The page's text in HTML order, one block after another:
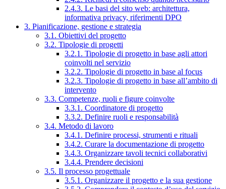
2.4.3. Le basi del sito web: architettura,
informativa privacy, riferimenti DPO
3. Pianificazione, gestione e strategia
3.1. Obiettivi del progetto
3.2. Tipologie di progetti
3.2.1. Tipologie di progetto in base agli attori
coinvolti nel servizio
3.2.2. Tipologie di progetto in base al focus
3.2.3. Tipologie di progetto in base all’ambito di
intervento
3.3. Competenze, ruoli e figure coinvolte
3.3.1. Coordinatore di progetto
3.3.2. Definire ruoli e responsabilità
3.4. Metodo di lavoro
3.4.1. Definire processi, strumenti e rituali
3.4.2. Curare la documentazione di progetto
3.4.3. Organizzare tavoli tecnici collaborativi
3.4.4. Prendere decisioni
3.5. Il processo progettuale
3.5.1. Organizzare il progetto e la sua gestione